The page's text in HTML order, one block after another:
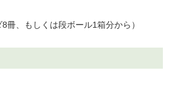
冊、もしくは段ボール1箱分から）